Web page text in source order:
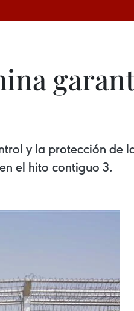
y la protección de
el hito contiguo 3.